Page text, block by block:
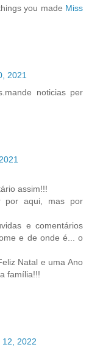
you made Miss
2021
noticias per
assim!!!
por aqui, mas por
e comentários
e de onde é... o
Natal e uma Ano
família!!!
2022